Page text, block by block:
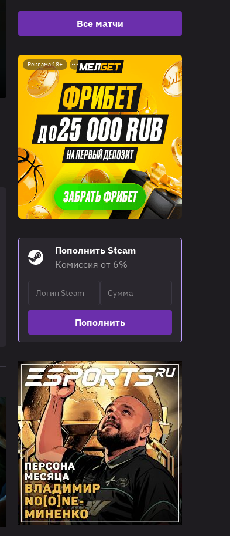
Все матчи
Реклама 18+
Пополнить Steam
Комиссия от 6%
Пополнить